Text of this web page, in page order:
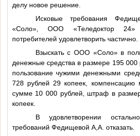
делу новое решение.
Исковые требования
«Соло», ООО «Теледоктор
потребителей удовлетворить частично.
Взыскать с ООО «Соло» в
денежные средства в размере 195 000
пользование чужими денежными
728 рублей 29 копеек, компенсацию
сумме 10 000 рублей, штраф в
копеек.
В удовлетворении
требований Федищевой А,А. отказать.